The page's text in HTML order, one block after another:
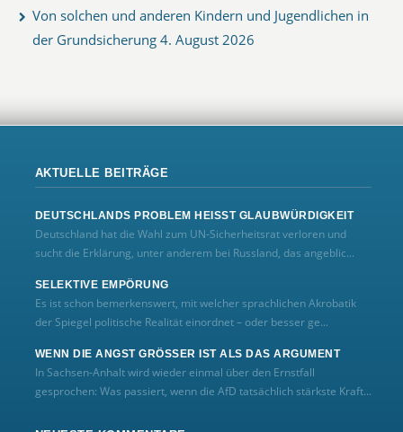
Von solchen und anderen Kindern und Jugendlichen in
der Grundsicherung 4. August 2026
AKTUELLE BEITRÄGE
DEUTSCHLANDS PROBLEM HEISST GLAUBWÜRDIGKEIT
Deutschland hat die Wahl zum UN‑Sicherheitsrat verloren und
sucht die Erklärung, unter anderem bei Russland, das angeblic...
SELEKTIVE EMPÖRUNG
Es ist schon bemerkenswert, mit welcher sprachlichen Akrobatik
der Spiegel politische Realität einordnet – oder besser ge...
WENN DIE ANGST GRÖSSER IST ALS DAS ARGUMENT
In Sachsen-Anhalt wird wieder einmal über den Ernstfall
gesprochen: Was passiert, wenn die AfD tatsächlich stärkste Kraft...